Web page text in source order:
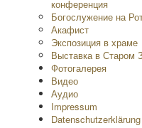
конференция
Богослужение на
Акафист
Экспозиция в храме
Выставка в Старом
Фотогалерея
Видео
Аудио
Impressum
Datenschutzerklärung